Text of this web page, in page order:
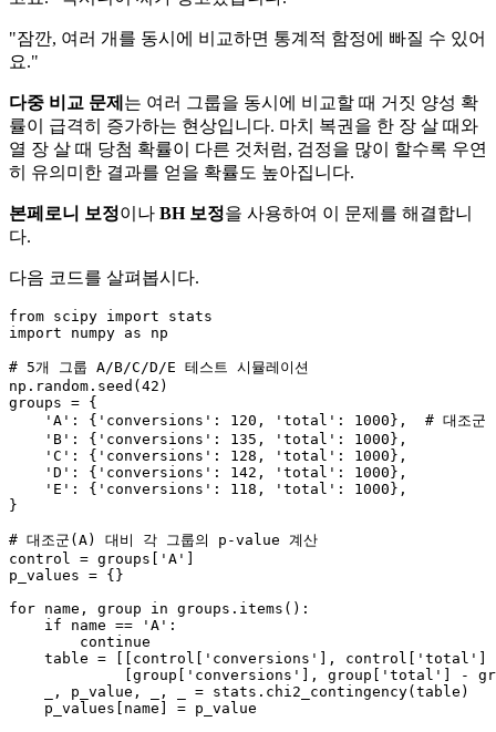
"잠깐, 여러 개를 동시에 비교하면 통계적 함정에 빠질 수 있어
요."
다중 비교 문제 는 여러 그룹을 동시에 비교할 때 거짓 양성 확
률이 급격히 증가하는 현상입니다. 마치 복권을 한 장 살 때와
열 장 살 때 당첨 확률이 다른 것처럼, 검정을 많이 할수록 우연
히 유의미한 결과를 얻을 확률도 높아집니다.
본페로니 보정이나 BH 보정을 사용하여 이 문제를 해결합니
다.
다음 코드를 살펴봅시다.
from scipy import
import numpy as np
# 5개 그룹 A/B/C/D/E 테스트 시뮬레이션
np.random.seed( 42 )
groups = {
'A' : { 'conversions' : 120 , 'total' : 1000 }, # 대조군
'B' : { 'conversions' : 135 , 'total' : 1000 },
'C' : { 'conversions' : 128 , 'total' : 1000 },
'D' : { 'conversions' : 142 , 'total' : 1000 },
'E' : { 'conversions' : 118 , 'total' : 1000 },
}
# 대조군(A) 대비 각 그룹의 p-value 계산
control = groups[
'A'
p_values = {}
for name, group in groups.items():
if name == 'A' :
continue
    table = [[control[
'conversions' ], control[ 'total'
             [group[
'conversions' ], group[ 'total'
] -
    _, p_value, _, _ = stats.chi2_contingency(table)
    p_values[name] = p_value